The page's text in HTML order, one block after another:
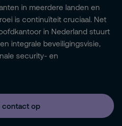
in meerdere landen en
is continuïteit cruciaal. Net
in Nederland stuurt
integrale beveiligingsvisie,
security- en
contact op